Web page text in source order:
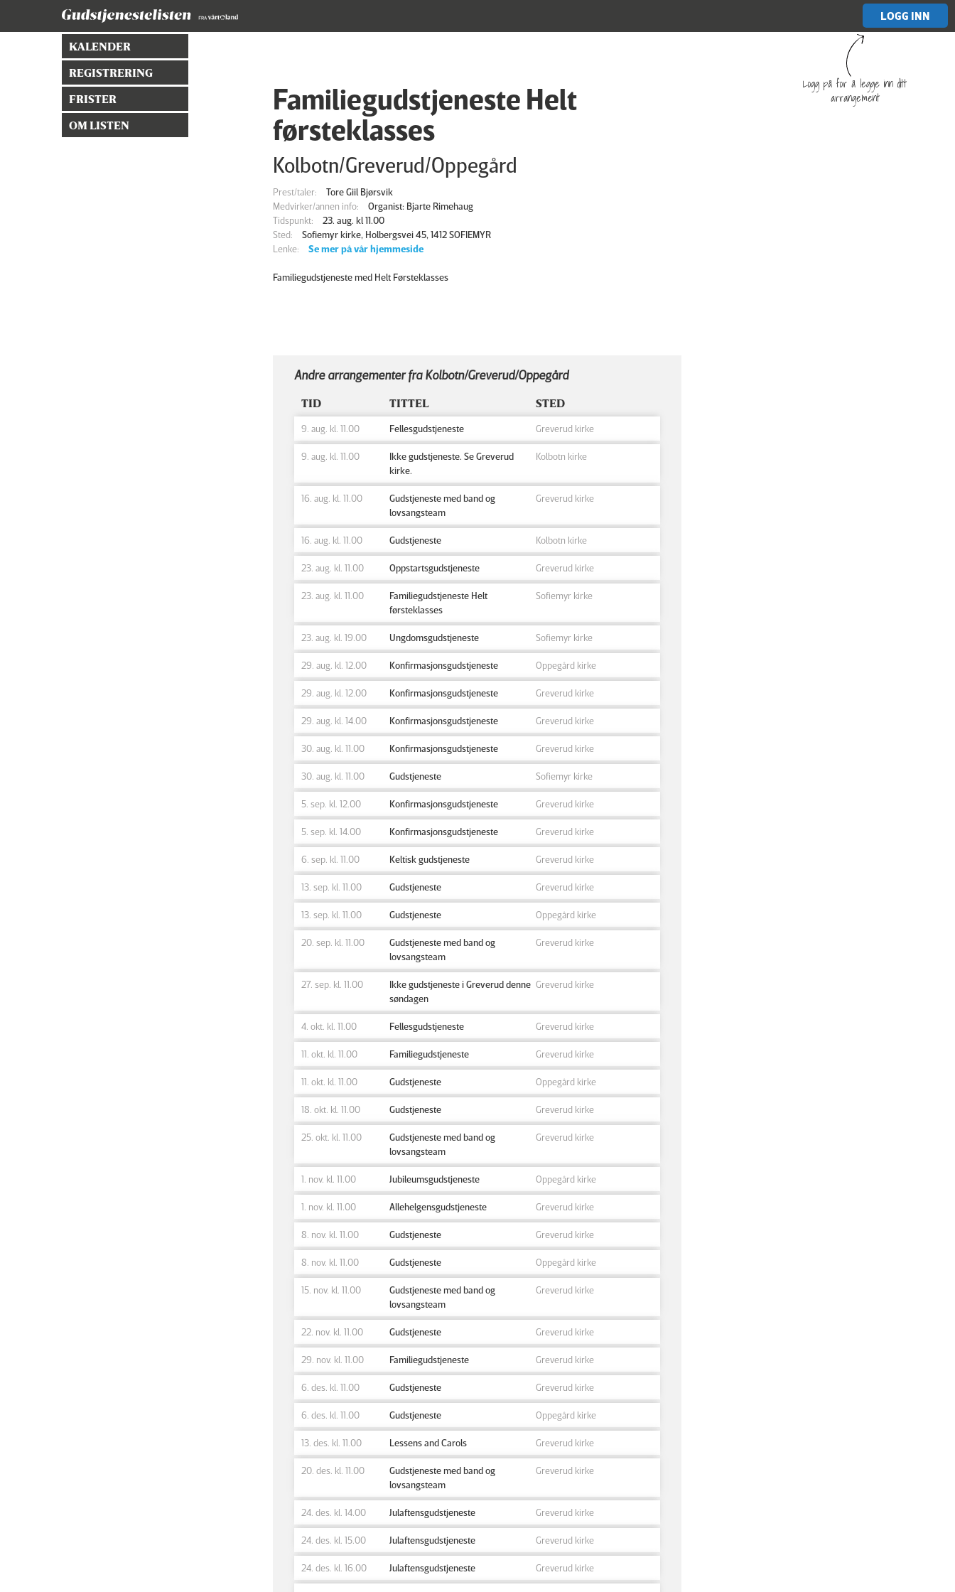
LOGG INN
Logg på for å legge inn ditt
arrangement
KALENDER
REGISTRERING
FRISTER
OM LISTEN
Familiegudstjeneste Helt
førsteklasses
Kolbotn/Greverud/Oppegård
Prest/taler:
Tore Giil Bjørsvik
Medvirker/annen info:
Organist: Bjarte Rimehaug
Tidspunkt:
23. aug. kl 11.00
Sted:
Sofiemyr kirke, Holbergsvei 45, 1412 SOFIEMYR
Lenke:
Se mer på vår hjemmeside
Familiegudstjeneste med Helt Førsteklasses
Andre arrangementer fra Kolbotn/Greverud/Oppegård
TID TITTEL STED
9. aug. kl. 11.00 Fellesgudstjeneste Greverud kirke
9. aug. kl. 11.00
Ikke gudstjeneste. Se Greverud
kirke.
Kolbotn kirke
16. aug. kl. 11.00
Gudstjeneste med band og
lovsangsteam
Greverud kirke
16. aug. kl. 11.00 Gudstjeneste Kolbotn kirke
23. aug. kl. 11.00 Oppstartsgudstjeneste Greverud kirke
23. aug. kl. 11.00
Familiegudstjeneste Helt
førsteklasses
Sofiemyr kirke
23. aug. kl. 19.00 Ungdomsgudstjeneste Sofiemyr kirke
29. aug. kl. 12.00 Konfirmasjonsgudstjeneste Oppegård kirke
29. aug. kl. 12.00 Konfirmasjonsgudstjeneste Greverud kirke
29. aug. kl. 14.00 Konfirmasjonsgudstjeneste Greverud kirke
30. aug. kl. 11.00 Konfirmasjonsgudstjeneste Greverud kirke
30. aug. kl. 11.00 Gudstjeneste Sofiemyr kirke
5. sep. kl. 12.00 Konfirmasjonsgudstjeneste Greverud kirke
5. sep. kl. 14.00 Konfirmasjonsgudstjeneste Greverud kirke
6. sep. kl. 11.00 Keltisk gudstjeneste Greverud kirke
13. sep. kl. 11.00 Gudstjeneste Greverud kirke
13. sep. kl. 11.00 Gudstjeneste Oppegård kirke
20. sep. kl. 11.00
Gudstjeneste med band og
lovsangsteam
Greverud kirke
27. sep. kl. 11.00
Ikke gudstjeneste i Greverud denne
søndagen
Greverud kirke
4. okt. kl. 11.00 Fellesgudstjeneste Greverud kirke
11. okt. kl. 11.00 Familiegudstjeneste Greverud kirke
11. okt. kl. 11.00 Gudstjeneste Oppegård kirke
18. okt. kl. 11.00 Gudstjeneste Greverud kirke
25. okt. kl. 11.00
Gudstjeneste med band og
lovsangsteam
Greverud kirke
1. nov. kl. 11.00 Jubileumsgudstjeneste Oppegård kirke
1. nov. kl. 11.00 Allehelgensgudstjeneste Greverud kirke
8. nov. kl. 11.00 Gudstjeneste Greverud kirke
8. nov. kl. 11.00 Gudstjeneste Oppegård kirke
15. nov. kl. 11.00
Gudstjeneste med band og
lovsangsteam
Greverud kirke
22. nov. kl. 11.00 Gudstjeneste Greverud kirke
29. nov. kl. 11.00 Familiegudstjeneste Greverud kirke
6. des. kl. 11.00 Gudstjeneste Greverud kirke
6. des. kl. 11.00 Gudstjeneste Oppegård kirke
13. des. kl. 11.00 Lessens and Carols Greverud kirke
20. des. kl. 11.00
Gudstjeneste med band og
lovsangsteam
Greverud kirke
24. des. kl. 14.00 Julaftensgudstjeneste Greverud kirke
24. des. kl. 15.00 Julaftensgudstjeneste Greverud kirke
24. des. kl. 16.00 Julaftensgudstjeneste Greverud kirke